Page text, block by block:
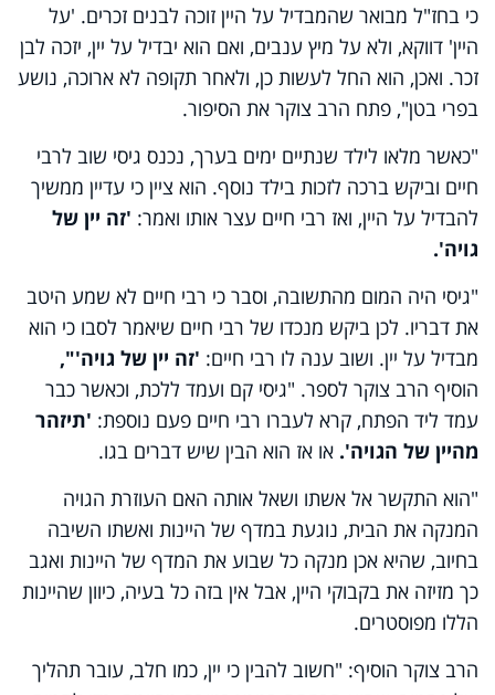
כי בחז"ל מבואר שהמבדיל על היין זוכה לבנים זכרים. 'על
היין' דווקא, ולא על מיץ ענבים, ואם הוא יבדיל על יין, יזכה לבן
זכר. ואכן, הוא החל לעשות כן, ולאחר תקופה לא ארוכה, נושע
בפרי בטן", פתח הרב צוקר את הסיפור.
"כאשר מלאו לילד שנתיים ימים בערך, נכנס גיסי שוב לרבי
חיים וביקש ברכה לזכות בילד נוסף. הוא ציין כי עדיין ממשיך
להבדיל על היין, ואז רבי חיים עצר אותו ואמר: 'זה יין של
גויה'.
"גיסי היה המום מהתשובה, וסבר כי רבי חיים לא שמע היטב
את דבריו. לכן ביקש מנכדו של רבי חיים שיאמר לסבו כי הוא
מבדיל על יין. ושוב ענה לו רבי חיים: 'זה יין של גויה'",
הוסיף הרב צוקר לספר. "גיסי קם ועמד ללכת, וכאשר כבר
עמד ליד הפתח, קרא לעברו רבי חיים פעם נוספת: 'תיזהר
מהיין של הגויה'. או אז הוא הבין שיש דברים בגו.
"הוא התקשר אל אשתו ושאל אותה האם העוזרת הגויה
המנקה את הבית, נוגעת במדף של היינות ואשתו השיבה
בחיוב, שהיא אכן מנקה כל שבוע את המדף של היינות ואגב
כך מזיזה את בקבוקי היין, אבל אין בזה כל בעיה, כיוון שהיינות
הללו מפוסטרים.
הרב צוקר הוסיף: "חשוב להבין כי יין, כמו חלב, עובר תהליך